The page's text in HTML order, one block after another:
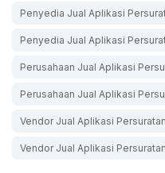
Penyedia Jual Aplikasi
Penyedia Jual Aplikasi
Perusahaan Jual Aplikasi
Perusahaan Jual Aplikasi
Vendor Jual Aplikasi
Vendor Jual Aplikasi